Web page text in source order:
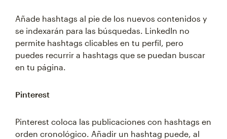
Añade hashtags al pie de los nuevos contenidos y
se indexarán para las búsquedas. LinkedIn no
permite hashtags clicables en tu perfil, pero
puedes recurrir a hashtags que se puedan buscar
en tu página.
Pinterest
Pinterest coloca las publicaciones con hashtags en
orden cronológico. Añadir un hashtag puede, al